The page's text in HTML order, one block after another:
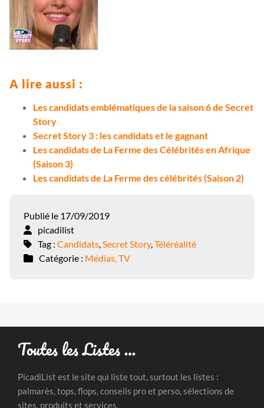
A lire aussi :
Les candidats emblématiques de la saison 6 de Secret
Story
Secret Story 3 : les candidats et le gagnant
Les candidats de La Ferme des Célébrités en Afrique
(Saison 3)
Les candidats de La Ferme des célébrités (Saison 2)
Publié le 17/09/2019
picadilist
Tag : Candidats,Secret Story,Téléréalité
Catégorie : Médias, TV
Toutes les Listes …
PicadiList est le site qui liste tout, surtout les listes :
palmarès, tops, flops, conseils pro et perso, sélections de
sites, produits et services.